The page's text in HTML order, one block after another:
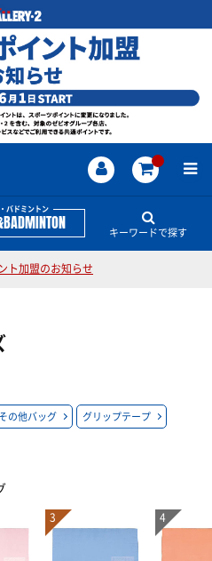
バドミントン
キーワードで探す
ト加盟のお知らせ
の他バッグ グリップテープ